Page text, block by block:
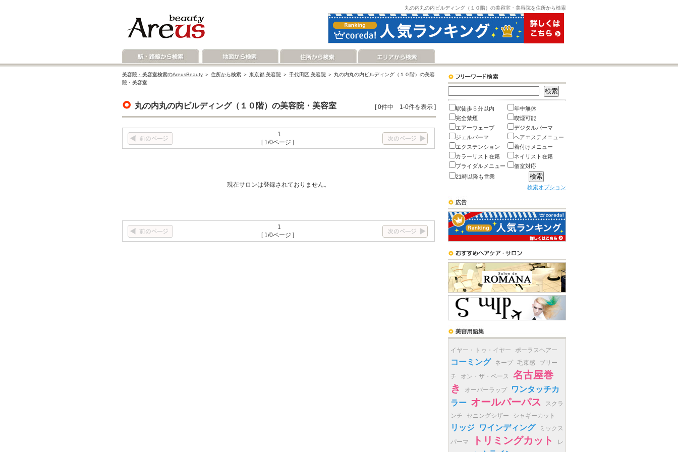
丸の内丸の内ビルディング（１０階）の美容室・美容院を住所から検索
美容院・美容室検索のAreusBeauty ＞ 住所から検索 ＞ 東京都 美容院 ＞ 千代田区 美容院 ＞ 丸の内丸の内ビルディング（１０階）の美容
院・美容室
丸の内丸の内ビルディング（１０階）の美容院・美容室 [ 0件中 1-0件を表示 ]
1
[ 1/0ページ ]
現在サロンは登録されておりません。
1
[ 1/0ページ ]
駅徒歩５分以内
年中無休
完全禁煙
喫煙可能
エアーウェーブ
デジタルパーマ
ジェルパーマ
ヘアエステメニュー
エクステンション
着付けメニュー
カラーリスト在籍
ネイリスト在籍
ブライダルメニュー
個室対応
21時以降も営業
検索オプション
イヤー・トゥ・イヤー ポーラスヘアー
コーミング ネープ 毛束感
ブリー
チ
オン・ザ・ベース
名古屋巻
き
オーバーラップ
ワンタッチカ
ラー オールパーパス
スクラ
ンチ
セニングシザー シャギーカット
リッジ ワインディング
ミックス
パーマ
トリミングカット
レ